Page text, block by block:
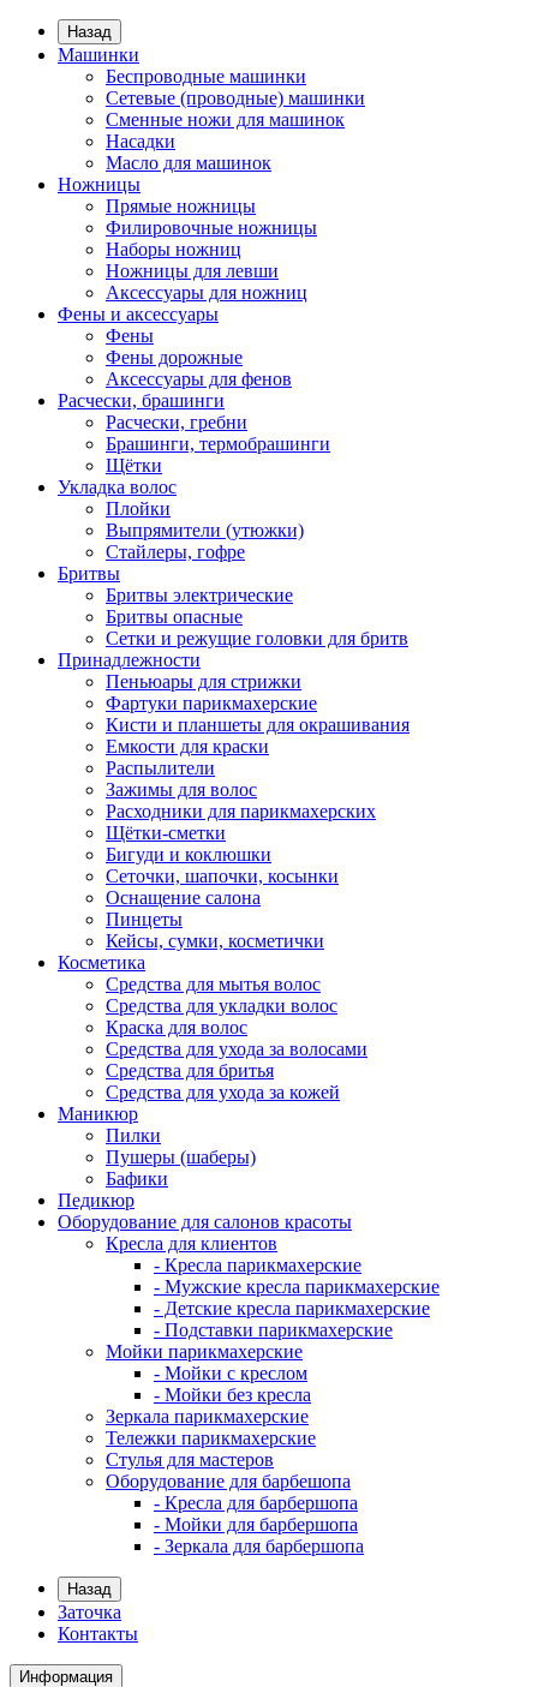
Назад
Машинки
Беспроводные машинки
Сетевые (проводные) машинки
Сменные ножи для машинок
Насадки
Масло для машинок
Ножницы
Прямые ножницы
Филировочные ножницы
Наборы ножниц
Ножницы для левши
Аксессуары для ножниц
Фены и аксессуары
Фены
Фены дорожные
Аксессуары для фенов
Расчески, брашинги
Расчески, гребни
Брашинги, термобрашинги
Щётки
Укладка волос
Плойки
Выпрямители (утюжки)
Стайлеры, гофре
Бритвы
Бритвы электрические
Бритвы опасные
Сетки и режущие головки для бритв
Принадлежности
Пеньюары для стрижки
Фартуки парикмахерские
Кисти и планшеты для окрашивания
Емкости для краски
Распылители
Зажимы для волос
Расходники для парикмахерских
Щётки-сметки
Бигуди и коклюшки
Сеточки, шапочки, косынки
Оснащение салона
Пинцеты
Кейсы, сумки, косметички
Косметика
Средства для мытья волос
Средства для укладки волос
Краска для волос
Средства для ухода за волосами
Средства для бритья
Средства для ухода за кожей
Маникюр
Пилки
Пушеры (шаберы)
Бафики
Педикюр
Оборудование для салонов красоты
Кресла для клиентов
- Кресла парикмахерские
- Мужские кресла парикмахерские
- Детские кресла парикмахерские
- Подставки парикмахерские
Мойки парикмахерские
- Мойки с креслом
- Мойки без кресла
Зеркала парикмахерские
Тележки парикмахерские
Стулья для мастеров
Оборудование для барбешопа
- Кресла для барбершопа
- Мойки для барбершопа
- Зеркала для барбершопа
Назад
Заточка
Контакты
Информация